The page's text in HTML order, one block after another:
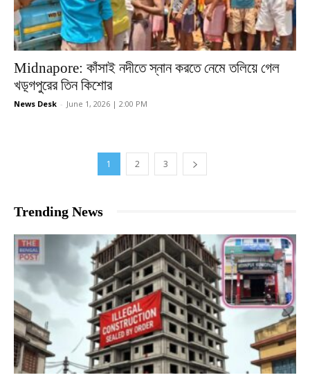
Midnapore: কাঁসাই নদীতে স্নান করতে নেমে তলিয়ে গেল
খড়্গপুরের তিন কিশোর
News Desk - June 1, 2026 | 2:00 PM
1 2 3
Trending News